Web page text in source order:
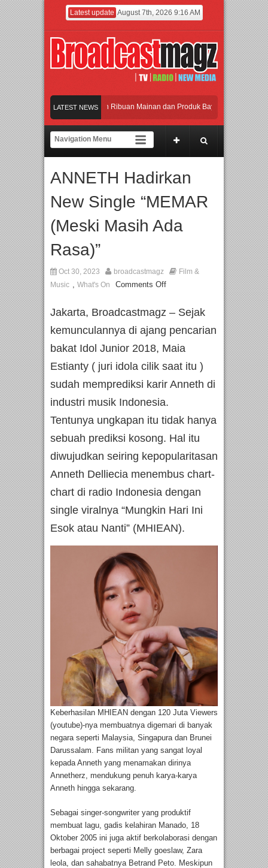
Latest update August 7th, 2026 9:16 AM
LATEST NEWS
Jakarta dengan Ribuan Mainan dan Produk Bayi dari Seluruh Dunia,
Gerbang Inovasi dan Peluang Bisnis Industri Gifts dan Housewares Asia
Perpaduan Warisan Dan Semangat Lokal, BIRKENSTOCK INDONESIA
Jakarta dengan Ribuan Mainan dan Produk Bayi dari Seluruh Dunia,
ANNETH Hadirkan
New Single “MEMAR
(Meski Masih Ada
Rasa)”
Oct 30, 2023 broadcastmagz
Film &
Music , What's On Comments Off
Jakarta, Broadcastmagz – Sejak
kemunculannya di ajang pencarian
bakat Idol Junior 2018, Maia
Estianty ( juri idola cilik saat itu )
sudah memprediksi karir Anneth di
industri musik Indonesia.
Tentunya ungkapan itu tidak hanya
sebuah prediksi kosong. Hal itu
diwujudkan seiring kepopularitasan
Anneth Delliecia menembus chart-
chart di radio Indonesia dengan
single viralnya “Mungkin Hari Ini
Esok atau Nanti” (MHIEAN).
Keberhasilan MHIEAN dengan 120 Juta Viewers
(youtube)-nya membuatnya digemari di banyak
negara seperti Malaysia, Singapura dan Brunei
Darussalam. Fans militan yang sangat loyal
kepada Anneth yang menamakan dirinya
Annetherz, mendukung penuh karya-karya
Anneth hingga sekarang.
Sebagai singer-songwriter yang produktif
membuat lagu, gadis kelahiran Manado, 18
Oktober 2005 ini juga aktif berkolaborasi dengan
berbagai project seperti Melly goeslaw, Zara
leola, dan sahabatnya Betrand Peto. Meskipun